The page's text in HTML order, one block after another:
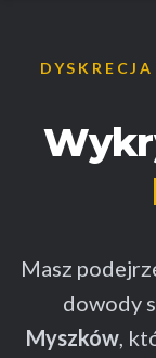
Masz
dowody
Myszków,